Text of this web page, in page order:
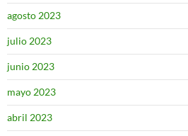
agosto 2023
julio 2023
junio 2023
mayo 2023
abril 2023